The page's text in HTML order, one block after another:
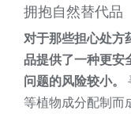
拥抱自然替代品
对于那些担心处方
品提供了一种更安
问题的风险较小。
等植物成分配制而